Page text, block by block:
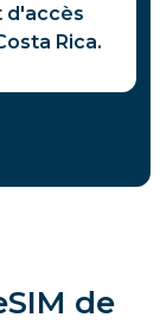
d'accès
Rica.
de